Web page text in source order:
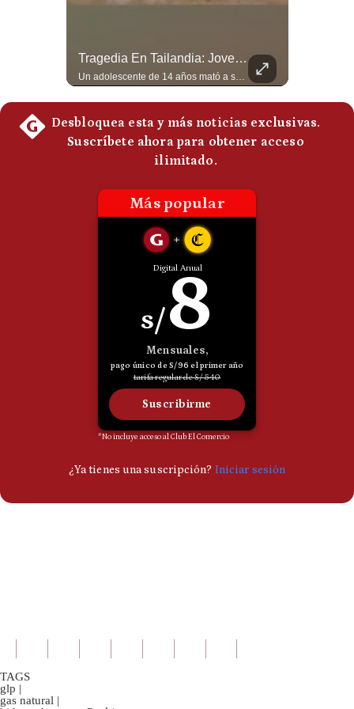
Frecuentes
Tragedia En Tailandia: Joven De 14 Años Ataca A Su Familia Y Colegio | Gestión Mundo
Un adolescente de 14 años mató a sus abuelos y luego atacó su colegio de secundaria en Tailandia, dejando cinco fallecidos adicionales y más de 30 heridos antes de quitarse la vida. Según las autoridades y el primer ministro Anutin Charnvirakul, el hecho habría sido motivado por estrés académico extremo. El suceso reabre el debate sobre la alta posesión de armas de fuego en el país asiático. #Tailandia #Noticias #UltimaHora #NoticiasInternacionales #Shorts 👉 Suscríbete y activa la campana para no perderte nuestro análisis diario. 🌎 Síguenos en nuestras redes sociales: 📌 Web oficial: https://gestion.pe/mundo/ 📌 LinkedIn: http://bit.ly/3HYIET0 📌 X (Twitter): http://bit.ly/4noZtX9 📌 TikTok: http://bit.ly/4evB6TO
TAGS
glp |
gas natural |